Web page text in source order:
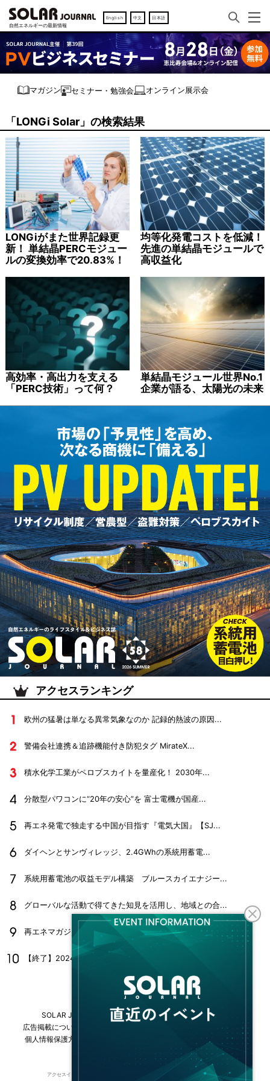
English 中文 日本語
マガジン セミナー・勉強会 オンライン展示会
「LONGi Solar」の検索結果
LONGiがまた世界記録更
新！ 単結晶PERCモジュー
ルの変換効率で20.83%！
均等化発電コストを低減！
先進の単結晶モジュールで
高収益化
高効率・高出力を支える
「PERC技術」って何？
単結晶モジュール世界No.1
企業が語る、太陽光の未来
アクセスランキング
欧州の猛暑は単なる異常気象なのか 記録的熱波の原因...
警備会社連携＆追跡機能付き防犯タグ MirateX...
積水化学工業がペロブスカイトを量産化！ 2030年...
分散型パワコンに“20年の安心”を 富士電機が国産...
再エネ発電で独走する中国が目指す『電気大国』【SJ...
ダイヘンとサンヴィレッジ、2.4GWhの系統用蓄電...
系統用蓄電池の収益モデル構築 ブルースカイエナジー...
グローバルな活動で得てきた知見を活用し、地域との合...
再エネマガジン『SOLAR JOURNAL』202...
【終了】2024年10月25日(金)「第31回PV...
SOLAR JOURNALについて
フリーマガジンはこちら
広告掲載について
採用情報
個人情報保護方針
For overseas customers
アクセスインターナショナルは持続可能な開発目標（SDGs）を支援しています。